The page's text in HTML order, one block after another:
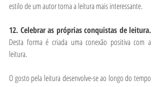
estilo de um autor torna a leitura mais interessante.
Desta forma é criada uma conexão positiva com a
leitura.
O gosto pela leitura desenvolve-se ao longo do tempo